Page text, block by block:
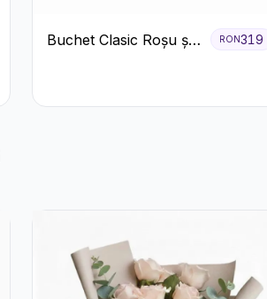
Buchet Clasic Roșu și
RON319